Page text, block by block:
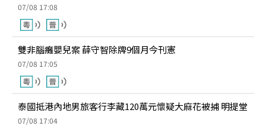
07/08 17:08
雙非腦癱嬰兒案 薛守智除牌9個月今刊憲
07/08 17:05
泰國抵港內地男旅客行李藏120萬元懷疑大麻花被捕 明提堂
07/08 17:04